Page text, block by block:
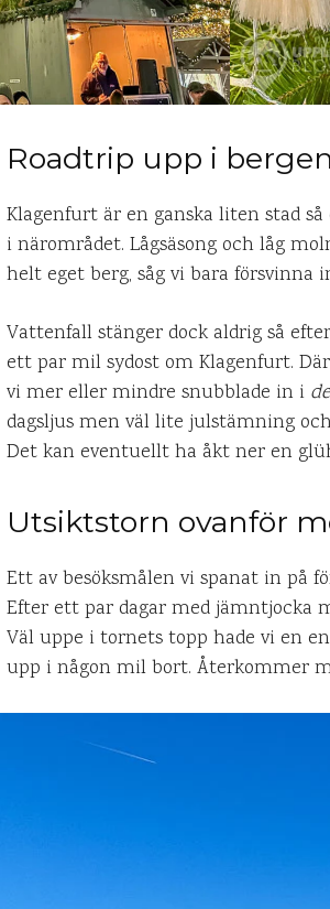
Roadtrip upp i bergen
Klagenfurt är en ganska liten stad
i närområdet. Lågsäsong och låg
helt eget berg, såg vi bara försvinna
Vattenfall stänger dock aldrig så
ett par mil sydost om Klagenfurt.
vi mer eller mindre snubblade in i
dagsljus men väl lite julstämning
Det kan eventuellt ha åkt ner en
Utsiktstorn ovanför
Ett av besöksmålen vi spanat in på
Efter ett par dagar med jämntjocka
Väl uppe i tornets topp hade vi en
upp i någon mil bort. Återkommer